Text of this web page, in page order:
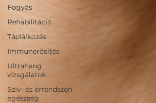
Fogyás
Rehabilitáció
Táplálkozás
Immunerősítés
Ultrahang
vizsgálatok
Szív- és érrendszeri
egészség